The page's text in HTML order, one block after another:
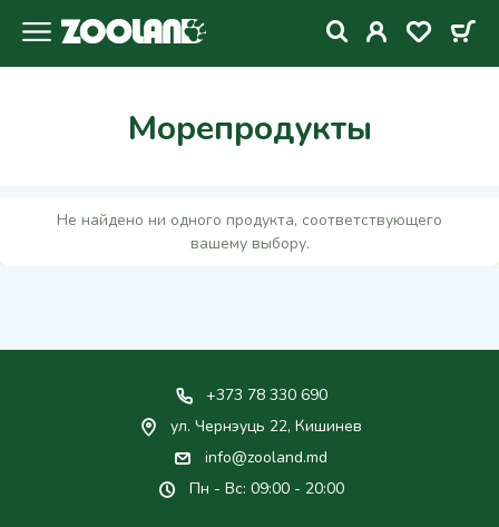
Морепродукты
Не найдено ни одного продукта, соответствующего
вашему выбору.
+373 78 330 690
ул. Чернэуць 22, Кишинев
info@zooland.md
Пн - Вс: 09:00 - 20:00